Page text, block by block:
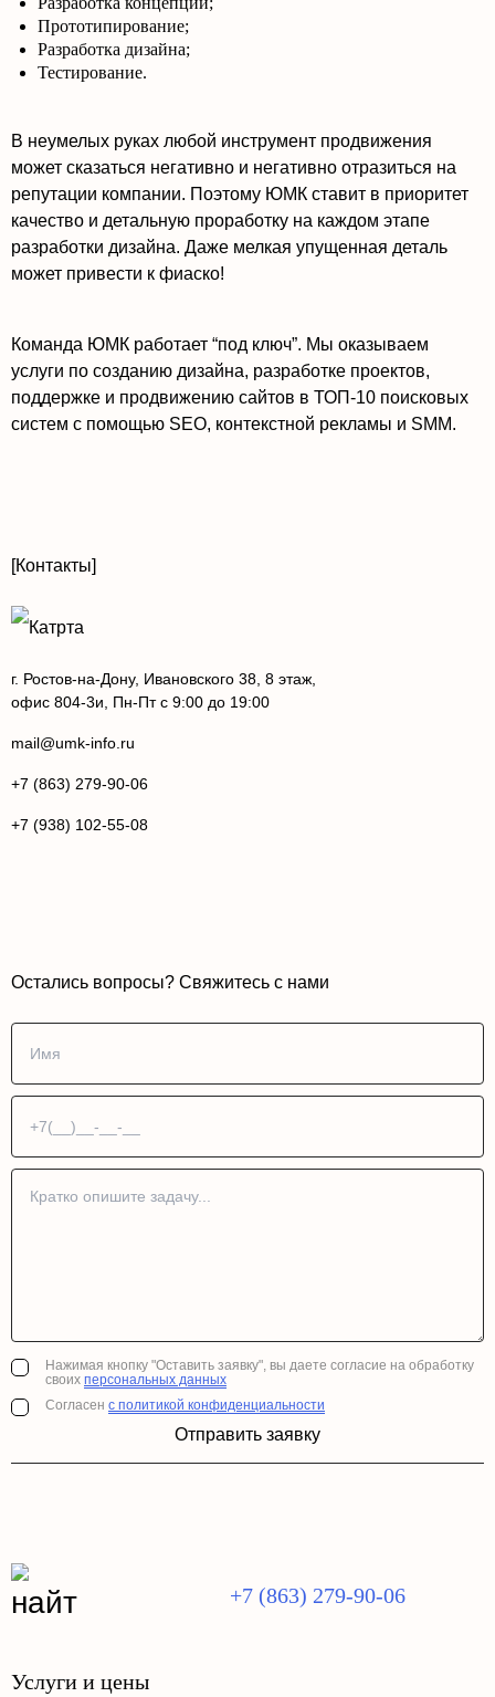
Прототипирование;
Разработка дизайна;
Тестирование.
В неумелых руках любой инструмент продвижения
может сказаться негативно и негативно отразиться на
репутации компании. Поэтому ЮМК ставит в приоритет
качество и детальную проработку на каждом этапе
разработки дизайна. Даже мелкая упущенная деталь
может привести к фиаско!
Команда ЮМК работает “под ключ”. Мы оказываем
услуги по созданию дизайна, разработке проектов,
поддержке и продвижению сайтов в ТОП-10 поисковых
систем с помощью SEO, контекстной рекламы и SMM.
[Контакты]
г. Ростов-на-Дону, Ивановского 38, 8 этаж,
офис 804-3и, Пн-Пт с 9:00 до 19:00
mail@umk-info.ru
+7 (863) 279-90-06
+7 (938) 102-55-08
Остались вопросы? Свяжитесь с нами
Нажимая кнопку "Оставить заявку", вы даете согласие на обработку
своих персональных данных
Согласен с политикой конфиденциальности
Отправить заявку
+7 (863) 279-90-06
Услуги и цены